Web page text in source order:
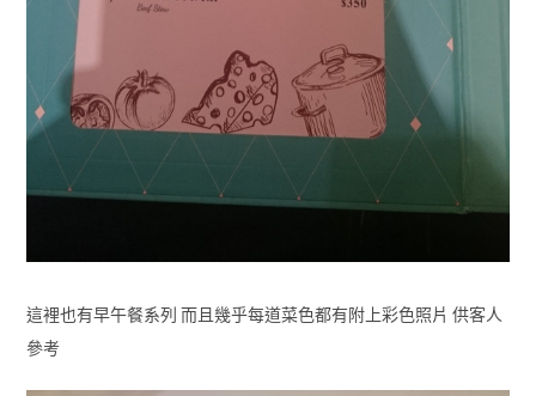
這裡也有早午餐系列 而且幾乎每道菜色都有附上彩色照片 供客人
參考